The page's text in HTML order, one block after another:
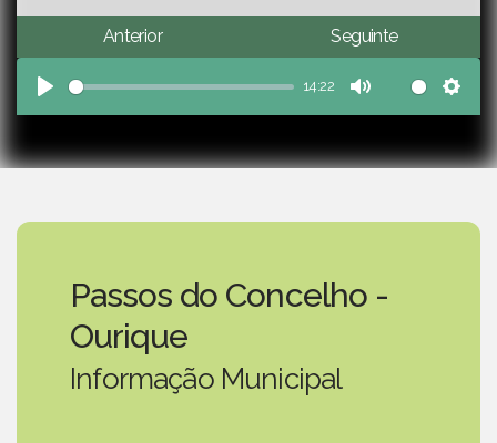
Anterior Seguinte
Play
14:22
Mute
Passos do Concelho -
Ourique
Informação Municipal